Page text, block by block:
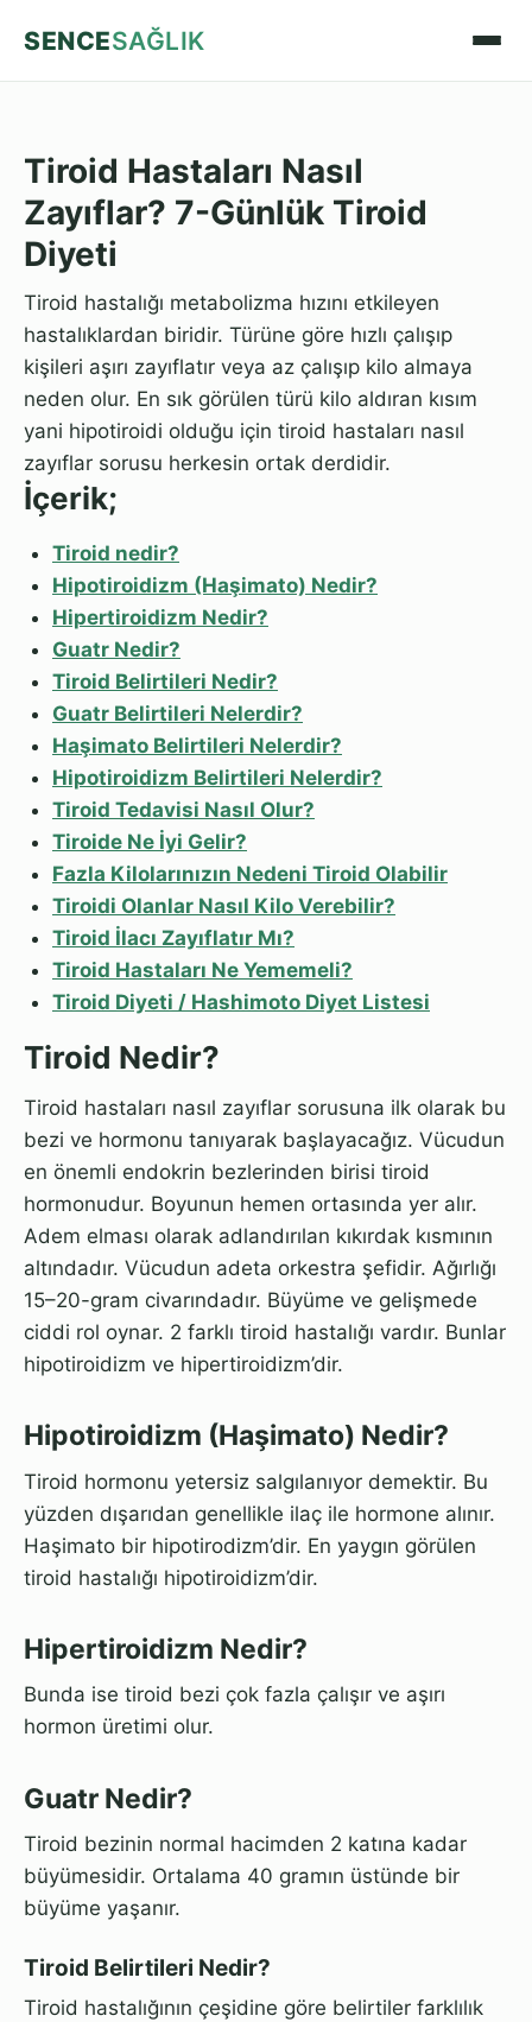
SENCESAĞLIK
Tiroid Hastaları Nasıl
Zayıflar? 7-Günlük Tiroid
Diyeti
Tiroid hastalığı metabolizma hızını etkileyen
hastalıklardan biridir. Türüne göre hızlı çalışıp
kişileri aşırı zayıflatır veya az çalışıp kilo almaya
neden olur. En sık görülen türü kilo aldıran kısım
yani hipotiroidi olduğu için tiroid hastaları nasıl
zayıflar sorusu herkesin ortak derdidir.
İçerik;
Tiroid nedir?
Hipotiroidizm (Haşimato) Nedir?
Hipertiroidizm Nedir?
Guatr Nedir?
Tiroid Belirtileri Nedir?
Guatr Belirtileri Nelerdir?
Haşimato Belirtileri Nelerdir?
Hipotiroidizm Belirtileri Nelerdir?
Tiroid Tedavisi Nasıl Olur?
Tiroide Ne İyi Gelir?
Fazla Kilolarınızın Nedeni Tiroid Olabilir
Tiroidi Olanlar Nasıl Kilo Verebilir?
Tiroid İlacı Zayıflatır Mı?
Tiroid Hastaları Ne Yememeli?
Tiroid Diyeti / Hashimoto Diyet Listesi
Tiroid Nedir?
Tiroid hastaları nasıl zayıflar sorusuna ilk olarak bu
bezi ve hormonu tanıyarak başlayacağız. Vücudun
en önemli endokrin bezlerinden birisi tiroid
hormonudur. Boyunun hemen ortasında yer alır.
Adem elması olarak adlandırılan kıkırdak kısmının
altındadır. Vücudun adeta orkestra şefidir. Ağırlığı
15–20-gram civarındadır. Büyüme ve gelişmede
ciddi rol oynar. 2 farklı tiroid hastalığı vardır. Bunlar
hipotiroidizm ve hipertiroidizm’dir.
Hipotiroidizm (Haşimato) Nedir?
Tiroid hormonu yetersiz salgılanıyor demektir. Bu
yüzden dışarıdan genellikle ilaç ile hormone alınır.
Haşimato bir hipotirodizm’dir. En yaygın görülen
tiroid hastalığı hipotiroidizm’dir.
Hipertiroidizm Nedir?
Bunda ise tiroid bezi çok fazla çalışır ve aşırı
hormon üretimi olur.
Guatr Nedir?
Tiroid bezinin normal hacimden 2 katına kadar
büyümesidir. Ortalama 40 gramın üstünde bir
büyüme yaşanır.
Tiroid Belirtileri Nedir?
Tiroid hastalığının çeşidine göre belirtiler farklılık